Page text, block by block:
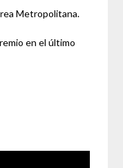
Metropolitana.
en el último